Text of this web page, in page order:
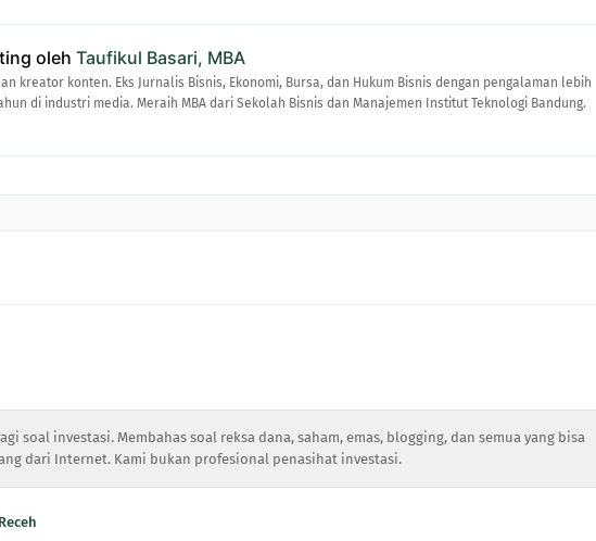
oleh Taufikul Basari, MBA
kreator konten. Eks Jurnalis Bisnis, Ekonomi, Bursa, dan Hukum Bisnis dengan pengalaman lebih
di industri media. Meraih MBA dari Sekolah Bisnis dan Manajemen Institut Teknologi Bandung.
soal investasi. Membahas soal reksa dana, saham, emas, blogging, dan semua yang bisa
dari Internet. Kami bukan profesional penasihat investasi.